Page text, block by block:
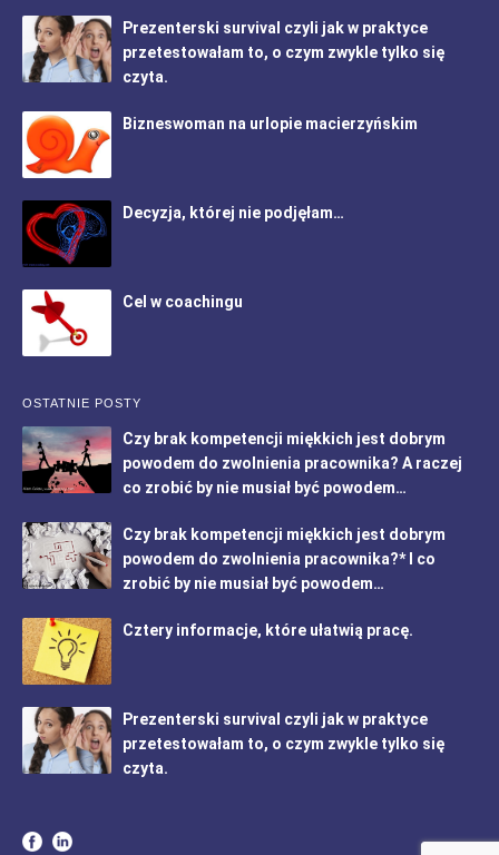
Prezenterski survival czyli jak w praktyce
przetestowałam to, o czym zwykle tylko się
czyta.
Bizneswoman na urlopie macierzyńskim
Decyzja, której nie podjęłam…
Cel w coachingu
OSTATNIE POSTY
Czy brak kompetencji miękkich jest dobrym
powodem do zwolnienia pracownika? A raczej
co zrobić by nie musiał być powodem…
Czy brak kompetencji miękkich jest dobrym
powodem do zwolnienia pracownika?* I co
zrobić by nie musiał być powodem…
Cztery informacje, które ułatwią pracę.
Prezenterski survival czyli jak w praktyce
przetestowałam to, o czym zwykle tylko się
czyta.